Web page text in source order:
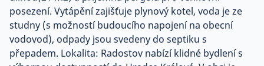
posezení. Vytápění zajišťuje plynový kotel, voda je ze
studny (s možností budoucího napojení na obecní
vodovod), odpady jsou svedeny do septiku s
přepadem. Lokalita: Radostov nabízí klidné bydlení s